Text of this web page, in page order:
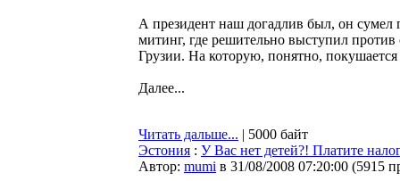
А президент наш догадлив был, он сумел
митинг, где решительно выступил против
Грузии. На которую, понятно, покушается
Далее...
Читать дальше... | 5000 байт
Эстония : У Вас нет детей?! Платите
Автор: mumi в 31/08/2008 07:20:00 (5915